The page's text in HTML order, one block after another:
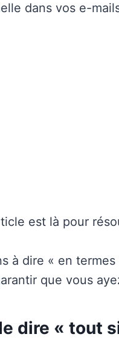
dans vos e-
est là pour
à dire « en
que vous
dire « tout